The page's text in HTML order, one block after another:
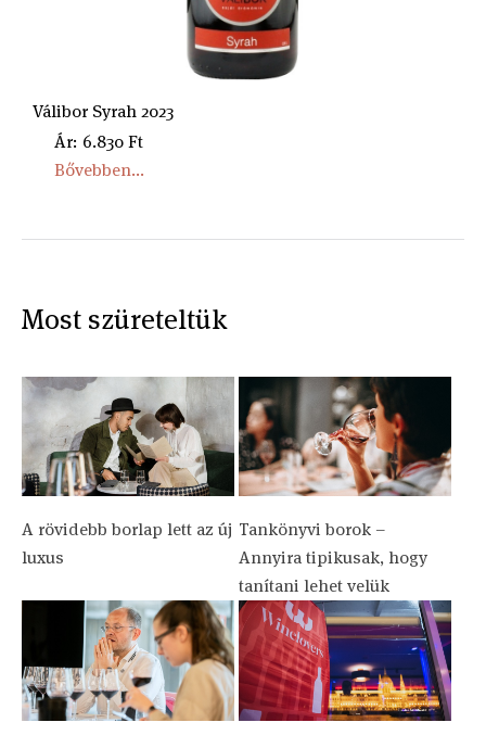
Válibor Syrah 2023
Ár: 6.830 Ft
Bővebben...
Most szüreteltük
A rövidebb borlap lett az új
luxus
Tankönyvi borok –
Annyira tipikusak, hogy
tanítani lehet velük